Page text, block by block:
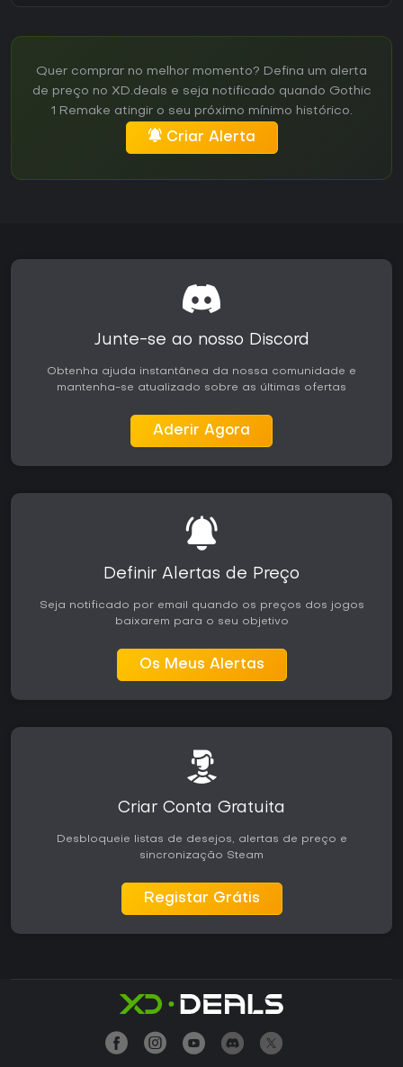
Quer comprar no melhor momento? Defina um alerta
de preço no XD.deals e seja notificado quando Gothic
1 Remake atingir o seu próximo mínimo histórico.
Criar Alerta
Junte-se ao nosso Discord
Obtenha ajuda instantânea da nossa comunidade e
mantenha-se atualizado sobre as últimas ofertas
Aderir Agora
Definir Alertas de Preço
Seja notificado por email quando os preços dos jogos
baixarem para o seu objetivo
Os Meus Alertas
Criar Conta Gratuita
Desbloqueie listas de desejos, alertas de preço e
sincronização Steam
Registar Grátis